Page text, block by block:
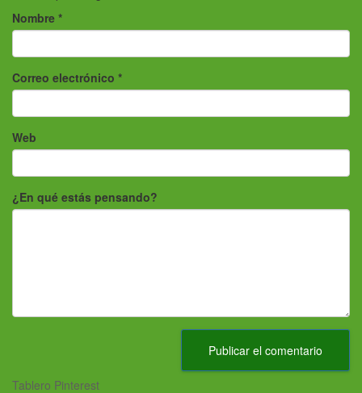
Nombre *
Correo electrónico *
Web
¿En qué estás pensando?
Tablero Pinterest